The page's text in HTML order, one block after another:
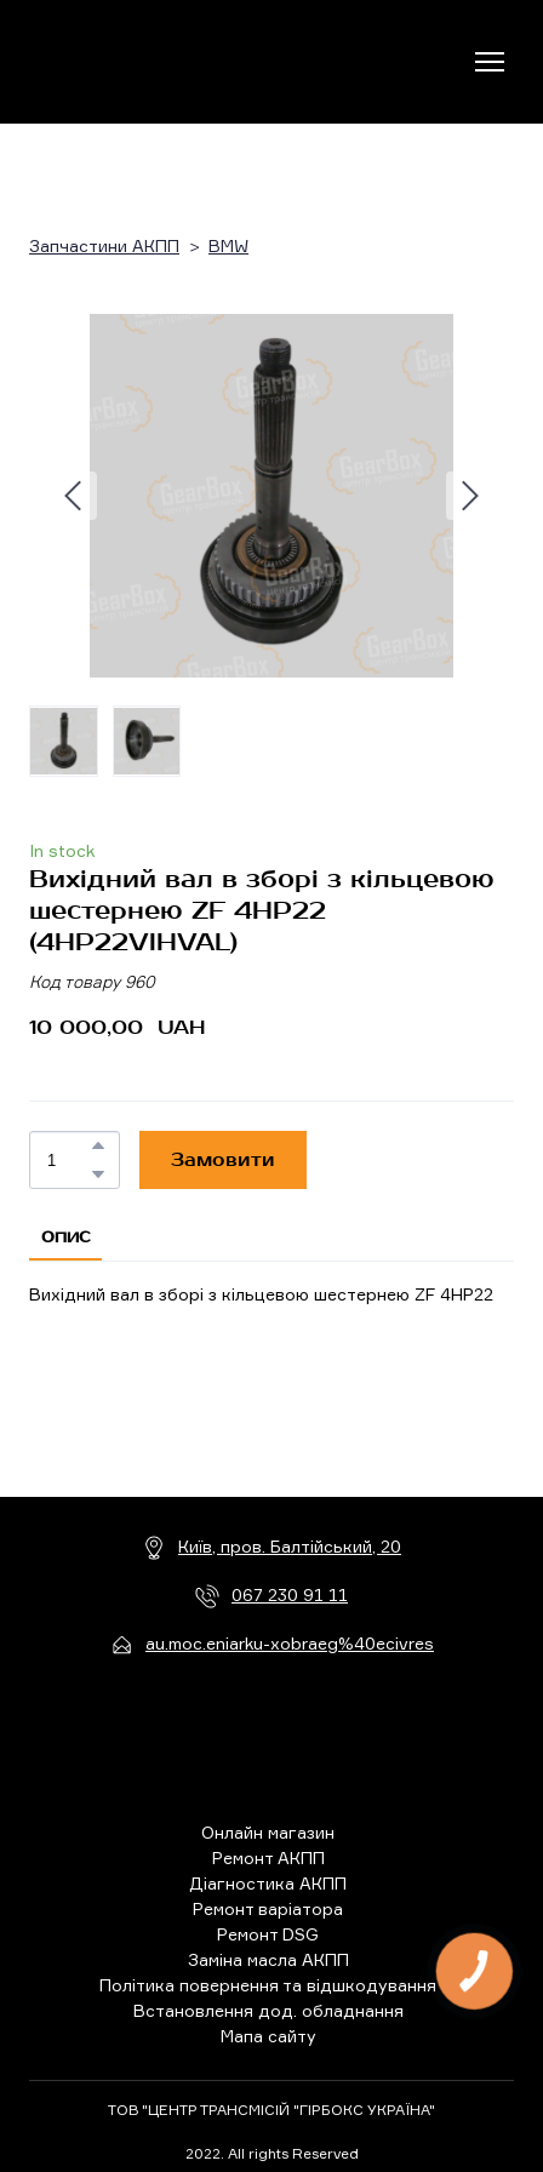
Запчастини АКПП BMW
In stock
Вихідний вал в зборі з кільцевою
шестернею ZF 4HP22
(4HP22VIHVAL)
Код товару 960
10 000,00  UAH
Замовити
ОПИС
Вихідний вал в зборі з кільцевою шестернею ZF 4HP22
Київ, пров. Балтійський, 20
067 230 91 11
au.moc.eniarku-xobraeg%40ecivres
Онлайн магазин
Ремонт АКПП
Діагностика АКПП
Ремонт варіатора
Ремонт DSG
Заміна масла АКПП
Політика повернення та відшкодування
Встановлення дод. обладнання
Мапа сайту
ТОВ "ЦЕНТР ТРАНСМІСІЙ "ГІРБОКС УКРАЇНА"
2022. All rights Reserved
КНОПКА
ЗВ'ЯЗКУ